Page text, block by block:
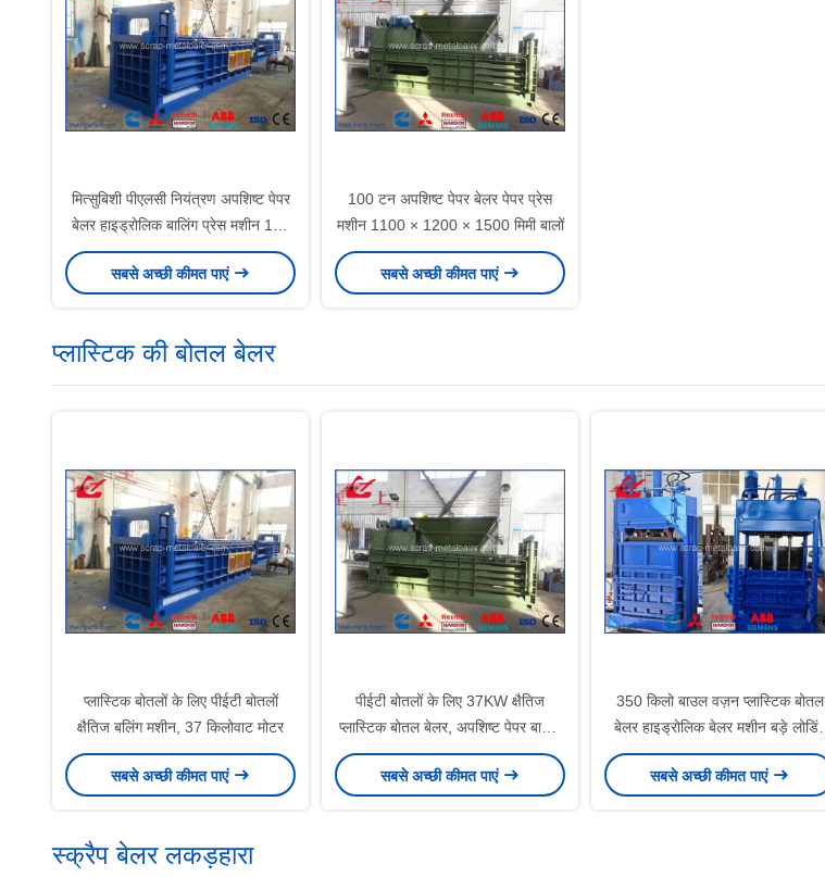
मित्सुबिशी पीएलसी नियंत्रण अपशिष्ट पेपर
बेलर हाइड्रोलिक बालिंग प्रेस मशीन 125
टन
सबसे अच्छी कीमत पाएं
100 टन अपशिष्ट पेपर बेलर पेपर प्रेस
मशीन 1100 × 1200 × 1500 मिमी बालों
सबसे अच्छी कीमत पाएं
प्लास्टिक की बोतल बेलर
प्लास्टिक बोतलों के लिए पीईटी बोतलों
क्षैतिज बलिंग मशीन, 37 किलोवाट मोटर
सबसे अच्छी कीमत पाएं
पीईटी बोतलों के लिए 37KW क्षैतिज
प्लास्टिक बोतल बेलर, अपशिष्ट पेपर बालिंग
मशीन
सबसे अच्छी कीमत पाएं
350 किलो बाउल वज़न प्लास्टिक बोतल
बेलर हाइड्रोलिक बेलर मशीन बड़े लोडिंग
एपर्चर
सबसे अच्छी कीमत पाएं
स्क्रैप बेलर लकड़हारा